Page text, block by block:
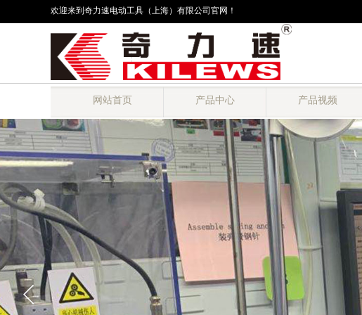
欢迎来到奇力速电动工具（上海）有限公司官网！
网站首页 产品中心 产品视频